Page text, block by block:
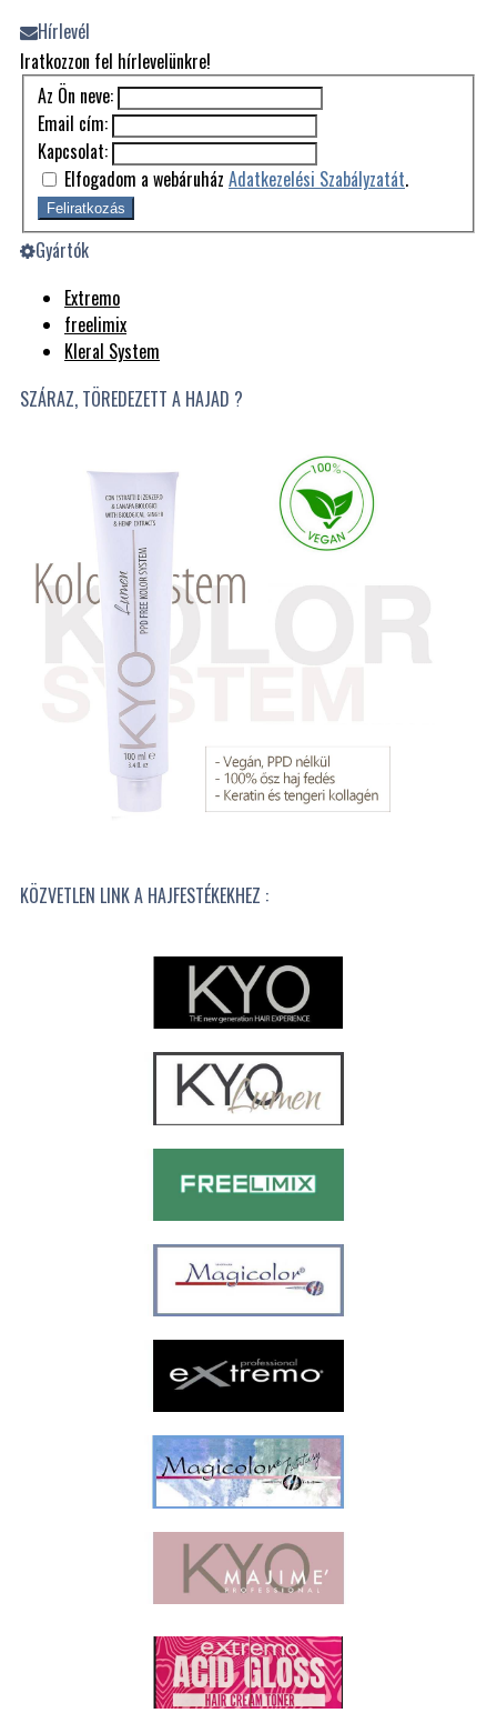
Hírlevél
Iratkozzon fel hírlevelünkre!
Az Ön neve:
Email cím:
Kapcsolat:
Elfogadom a webáruház Adatkezelési Szabályzatát.
Feliratkozás
Gyártók
Extremo
freelimix
Kleral System
SZÁRAZ, TÖREDEZETT A HAJAD ?
KÖZVETLEN LINK A HAJFESTÉKEKHEZ :